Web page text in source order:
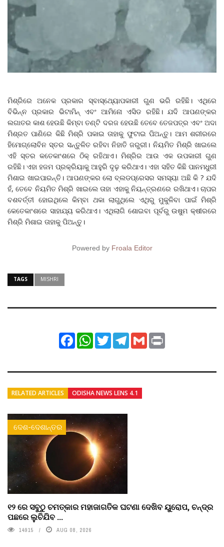
ମିଶ୍ରିରେ ଅନେକ ପ୍ରକାର ସ୍ବାସ୍ଥ୍ୟୋପକାରୀ ଗୁଣ ଭରି ରହିଛି। ଏଥିରେ
ବିଭିନ୍ନ ପ୍ରକାର ଭିଟାମିନ୍‌ ଏବଂ ଆମିନୋ ଏସିଡ ରହିଛି। ଯଦି ଆପଣଙ୍କର
ଲଗାତର କାଶ ହେଉଛି କିମ୍ବା ତଣ୍ଟି ଦରଜ ହେଉଛି ତେବେ ତେଜପତ୍ର ଏବଂ ଅଦା
ମିଶ୍ରତ ପାଣିରେ କିଛି ମିଶ୍ରି ପକାଇ ତାହାକୁ ଫୁଟାଇ ପିଅନ୍ତୁ। ଆମ ଶରୀରରେ
ହିମୋଗ୍ଲୋବିନ ସ୍ତର ସନ୍ତୁଳିତ ରହିବା ନିହାତି ଜରୁରୀ। ନିୟମିତ ମିଶ୍ରି ଖାଇଲେ
ଏହି ସ୍ତର କତେକାଂଶରେ ଠିକ୍‌ ରହିଥାଏ। ମିଶ୍ରିର ଆଉ ଏକ ଉପକାରୀ ଗୁଣ
ରହିଛି। ଏହା ହଜମ ପ୍ରକ୍ରିୟାକୁ ଆହୁରି ଦୃଢ଼ କରିଥାଏ। ଏହା ସହିତ କିଛି ପାନମଧୁରୀ
ମିଶାଇ ଖାଇପାରନ୍ତି। ଆପଣଙ୍କର ଲୋ ବ୍ଲଡପ୍ରେସର ସମସ୍ୟା ଅଛି କି ? ଯଦି
ହଁ, ତେବେ ନିୟମିତ ମିଶ୍ରି ଖାଇଲେ ତାହା ଏହାକୁ ନିୟନ୍ତ୍ରଣରେ ରଖିଥାଏ। ଚାପର
ବଶବର୍ତ୍ତୀ ହୋଇଥିଲେ କିମ୍ବା ଥକା ଲାଗୁଥିଲେ ଏଥିରୁ ମୁକୁଳିବା ପାଇଁ ମିଶ୍ରି
କେତେକାଂଶରେ ସାହାଯ୍ୟ କରିଥାଏ। ଏଥିଲାଗି ଶୋଇବା ପୂର୍ବରୁ ଉଷୁମ କ୍ଷୀରରେ
ମିଶ୍ରି ମିଶାଇ ତାହାକୁ ପିଅନ୍ତୁ।
Powered by Froala Editor
TAGS MISHRI
FacebookWhatsApp
TwitterTelegram
Gmail
RELATED ARTICLES ODISHA NEWS LENS 4.1
ଦେଶ-ଦେଶାନ୍ତର
୧୨ ରେ ସବୁଠୁ ଚମତ୍କାର ମହାଜାଗତିକ ଘଟଣା ଦେଖିବ ୟୁରୋପ, ଚନ୍ଦ୍ର
ପଛରେ ଲୁଚିଯିବ ...
14915 AUG 08, 2026